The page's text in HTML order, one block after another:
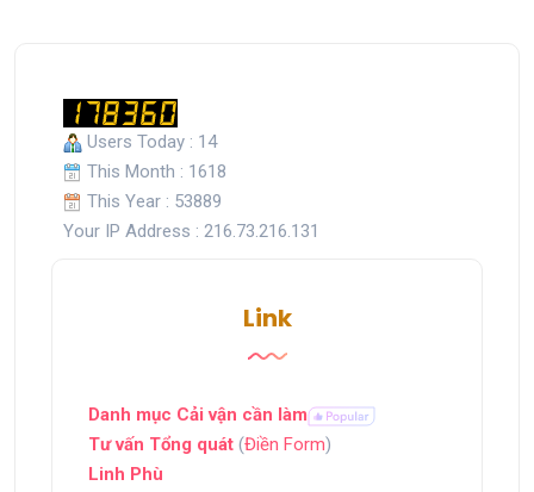
Users Today : 14
This Month : 1618
This Year : 53889
Your IP Address : 216.73.216.131
Link
Danh mục Cải vận cần làm
Tư vấn Tổng quát (Điền Form)
Linh Phù